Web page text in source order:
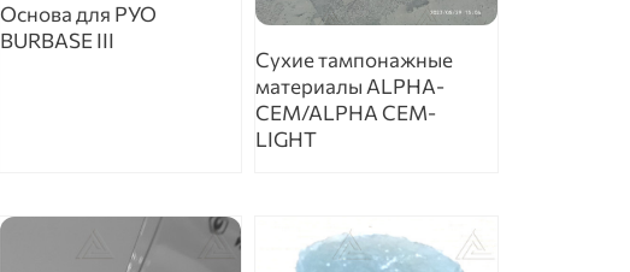
Основа для РУО
BURBASE III
Сухие тампонажные
материалы ALPHA-
CEM/ALPHA CEM-
LIGHT